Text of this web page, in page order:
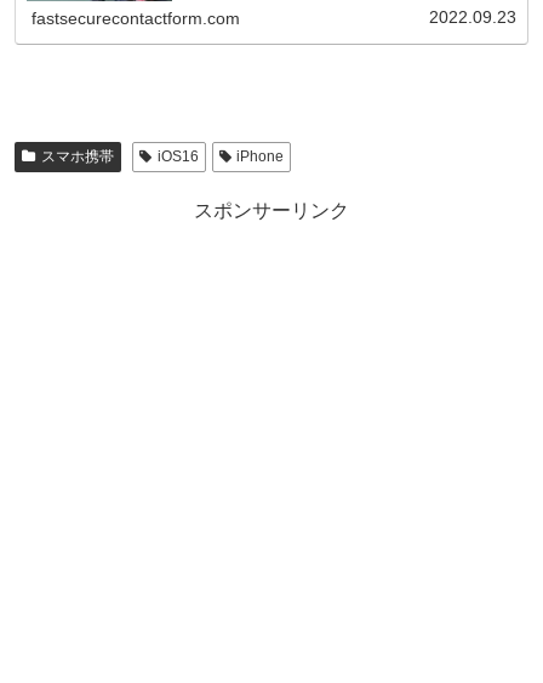
fastsecurecontactform.com 2022.09.23
スマホ携帯 iOS16 iPhone
スポンサーリンク